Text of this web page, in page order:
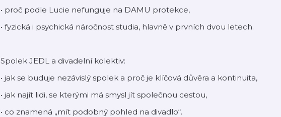
• proč podle Lucie nefunguje na DAMU protekce,
• fyzická i psychická náročnost studia, hlavně v prvních dvou letech.
Spolek JEDL a divadelní kolektiv:
• jak se buduje nezávislý spolek a proč je klíčová důvěra a kontinuita,
• jak najít lidi, se kterými má smysl jít společnou cestou,
• co znamená „mít podobný pohled na divadlo“.